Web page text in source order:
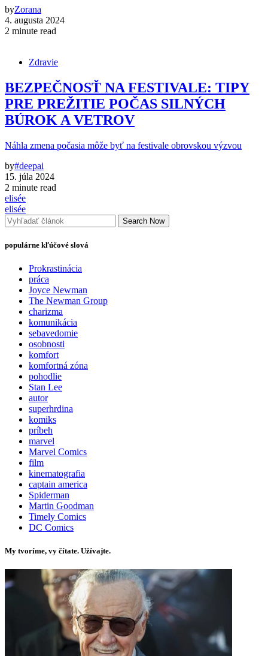
byZorana
4. augusta 2024
2 minute read
Zdravie
BEZPEČNOSŤ NA FESTIVALE: TIPY
PRE PREŽITIE POČAS SILNÝCH
BÚROK A VETROV
Náhla zmena počasia môže byť na festivale obrovskou výzvou
by#deepai
15. júla 2024
2 minute read
elisée
elisée
Search Now
populárne kľúčové slová
Prokrastinácia
práca
Joyce Newman
The Newman Group
charizma
komunikácia
sebavedomie
osobnosti
komfort
komfortná zóna
pohodlie
Stan Lee
autor
superhrdina
komiks
príbeh
marvel
Marvel Comics
film
kinematografia
captain america
Spiderman
Martin Goodman
Timely Comics
DC Comics
My tvoríme, vy čítate. Užívajte.